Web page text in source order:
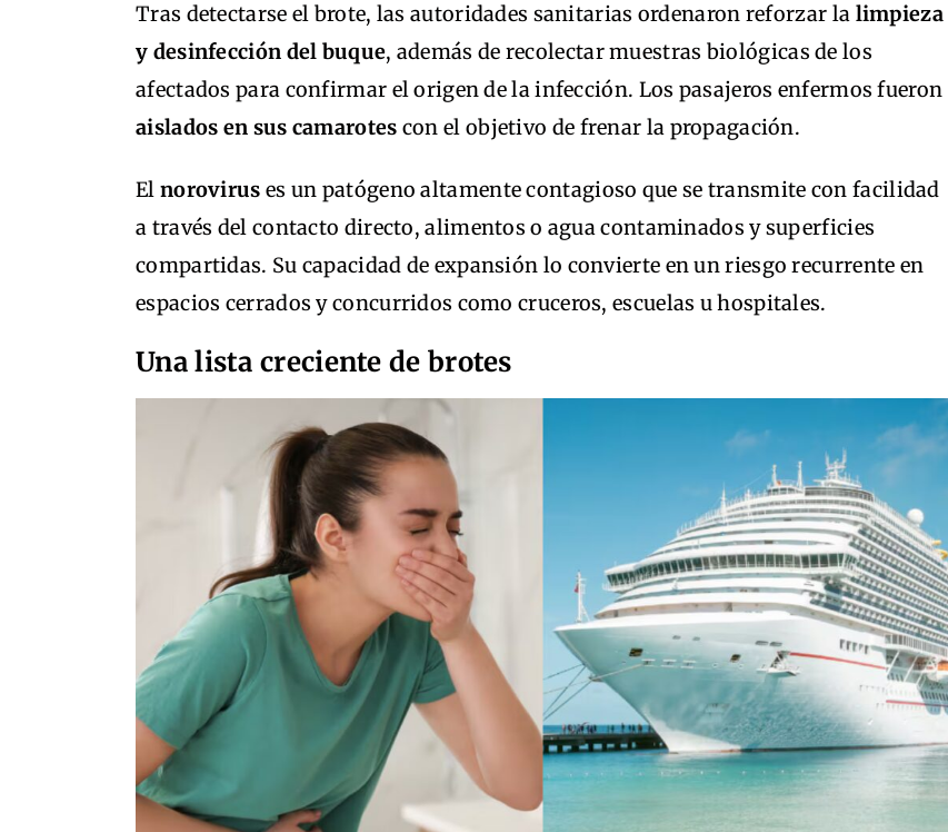
Tras detectarse el brote, las autoridades sanitarias ordenaron reforzar la limpieza
y desinfección del buque, además de recolectar muestras biológicas de los
afectados para confirmar el origen de la infección. Los pasajeros enfermos fueron
aislados en sus camarotes con el objetivo de frenar la propagación.
El norovirus es un patógeno altamente contagioso que se transmite con facilidad
a través del contacto directo, alimentos o agua contaminados y superficies
compartidas. Su capacidad de expansión lo convierte en un riesgo recurrente en
espacios cerrados y concurridos como cruceros, escuelas u hospitales.
Una lista creciente de brotes